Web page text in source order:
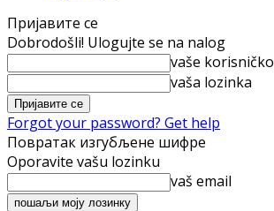
Пријавите се
Dobrodošli! Ulogujte se na nalog
vaše
vaša lozinka
Forgot your password? Get help
Повратак изгубљене шифре
Oporavite vašu lozinku
vaš email